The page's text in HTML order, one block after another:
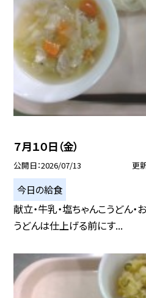
７月１０日（金）
公開日 2026/07/13 更
今日の給食
献立・牛乳・塩ちゃんこうどん
うどんは仕上げる前にす...